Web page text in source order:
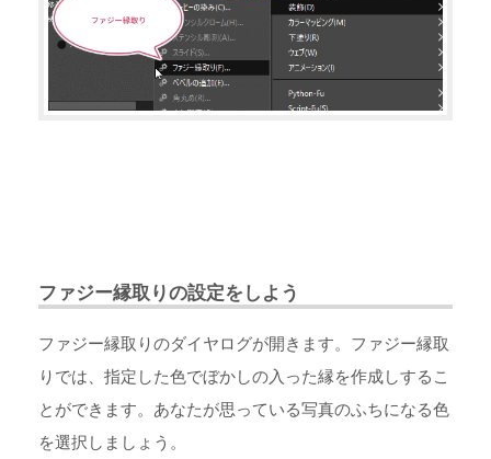
ファジー縁取りの設定をしよう
ファジー縁取りのダイヤログが開きます。ファジー縁取
りでは、指定した色でぼかしの入った縁を作成しするこ
とができます。あなたが思っている写真のふちになる色
を選択しましょう。